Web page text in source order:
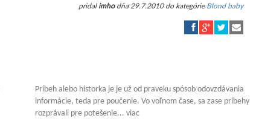
pridal imhodňa 29.7.2010 do kategórie Blond baby
Príbeh alebo historka je je už od praveku spósob odovzdávania
informácie, teda pre poučenie. Vo voľnom čase, sa zase príbehy
rozprávali pre potešenie... viac